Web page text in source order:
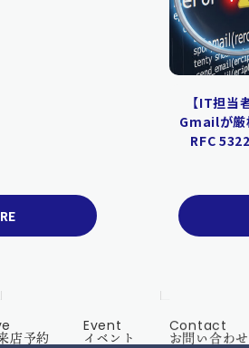
【IT担当
Gmailが厳
RFC
店予約
Event
イベント
Contact
お問い合わせ